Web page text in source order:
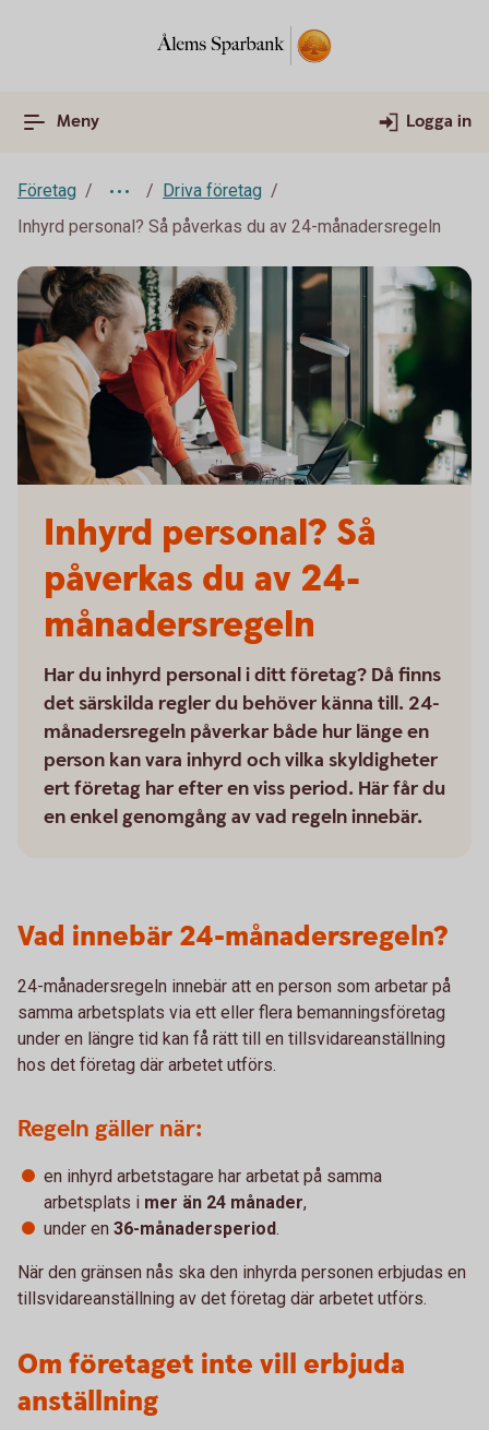
Meny Logga in
Företag
Driva företag
Inhyrd personal? Så påverkas du av 24-månadersregeln
Inhyrd personal? Så
påverkas du av 24-
månadersregeln
Har du inhyrd personal i ditt företag? Då finns
det särskilda regler du behöver känna till. 24-
månadersregeln påverkar både hur länge en
person kan vara inhyrd och vilka skyldigheter
ert företag har efter en viss period. Här får du
en enkel genomgång av vad regeln innebär.
Vad innebär 24-månadersregeln?
24-månadersregeln innebär att en person som arbetar på
samma arbetsplats via ett eller flera bemanningsföretag
under en längre tid kan få rätt till en tillsvidareanställning
hos det företag där arbetet utförs.
Regeln gäller när:
en inhyrd arbetstagare har arbetat på samma
arbetsplats i mer än 24 månader,
under en 36-månadersperiod.
När den gränsen nås ska den inhyrda personen erbjudas en
tillsvidareanställning av det företag där arbetet utförs.
Om företaget inte vill erbjuda
anställning